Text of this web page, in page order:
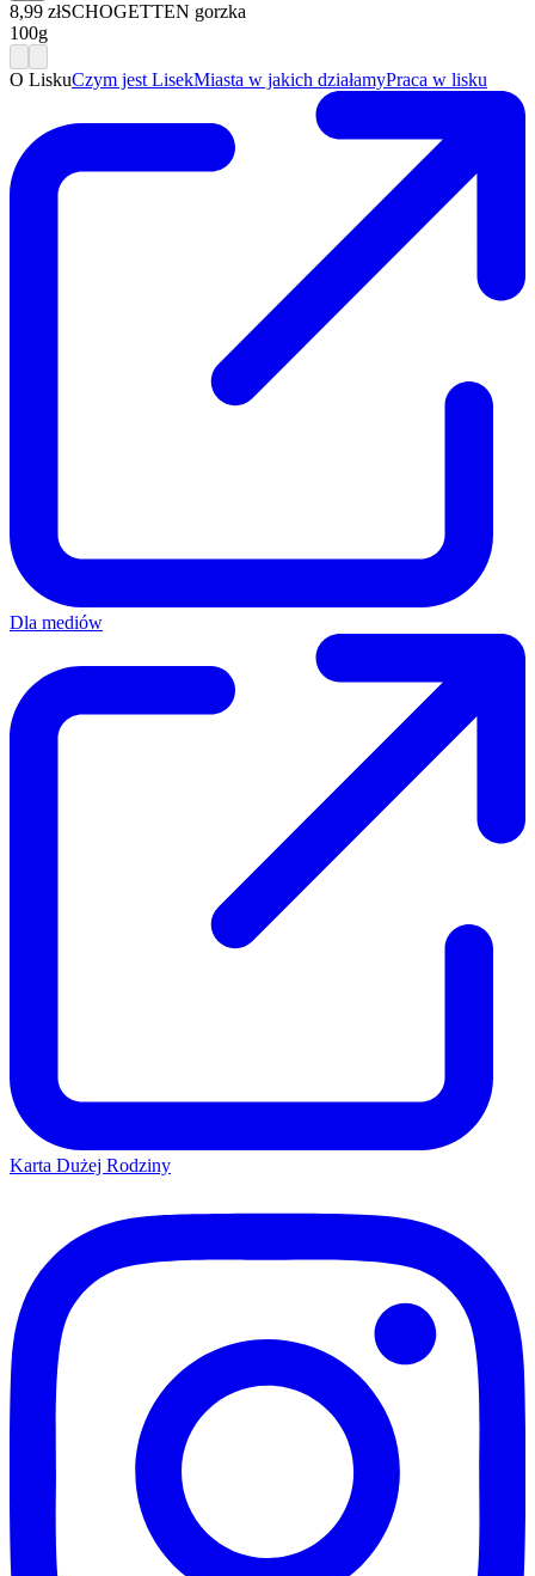
8,99 złSCHOGETTEN gorzka
100g
O LiskuCzym jest LisekMiasta w jakich działamyPraca w lisku
Dla mediów
Karta Dużej Rodziny